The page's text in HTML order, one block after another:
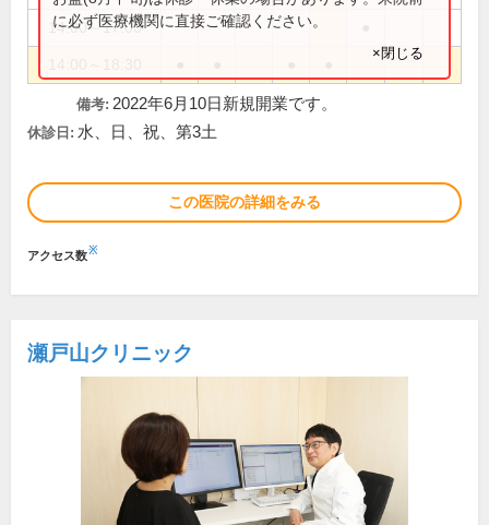
14:00～17:00
に必ず医療機関に直接ご確認ください。
×閉じる
備考: 2022年6月10日新規開業です。
休診日: 水、日、祝、第3土
この医院の詳細をみる
アクセス数※
瀬戸山クリニック